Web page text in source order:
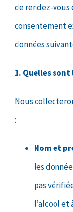
de rendez-vous
consentement
données
1. Quelles sont
Nous
:
Nom et
les
pas
l’alcool et